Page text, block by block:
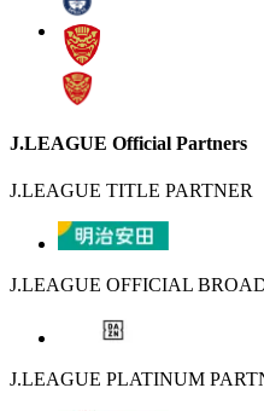
J.LEAGUE Official Partners
J.LEAGUE TITLE PARTNER
J.LEAGUE OFFICIAL
J.LEAGUE PLATINUM